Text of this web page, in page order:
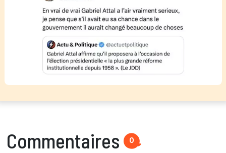
Commentaires 0